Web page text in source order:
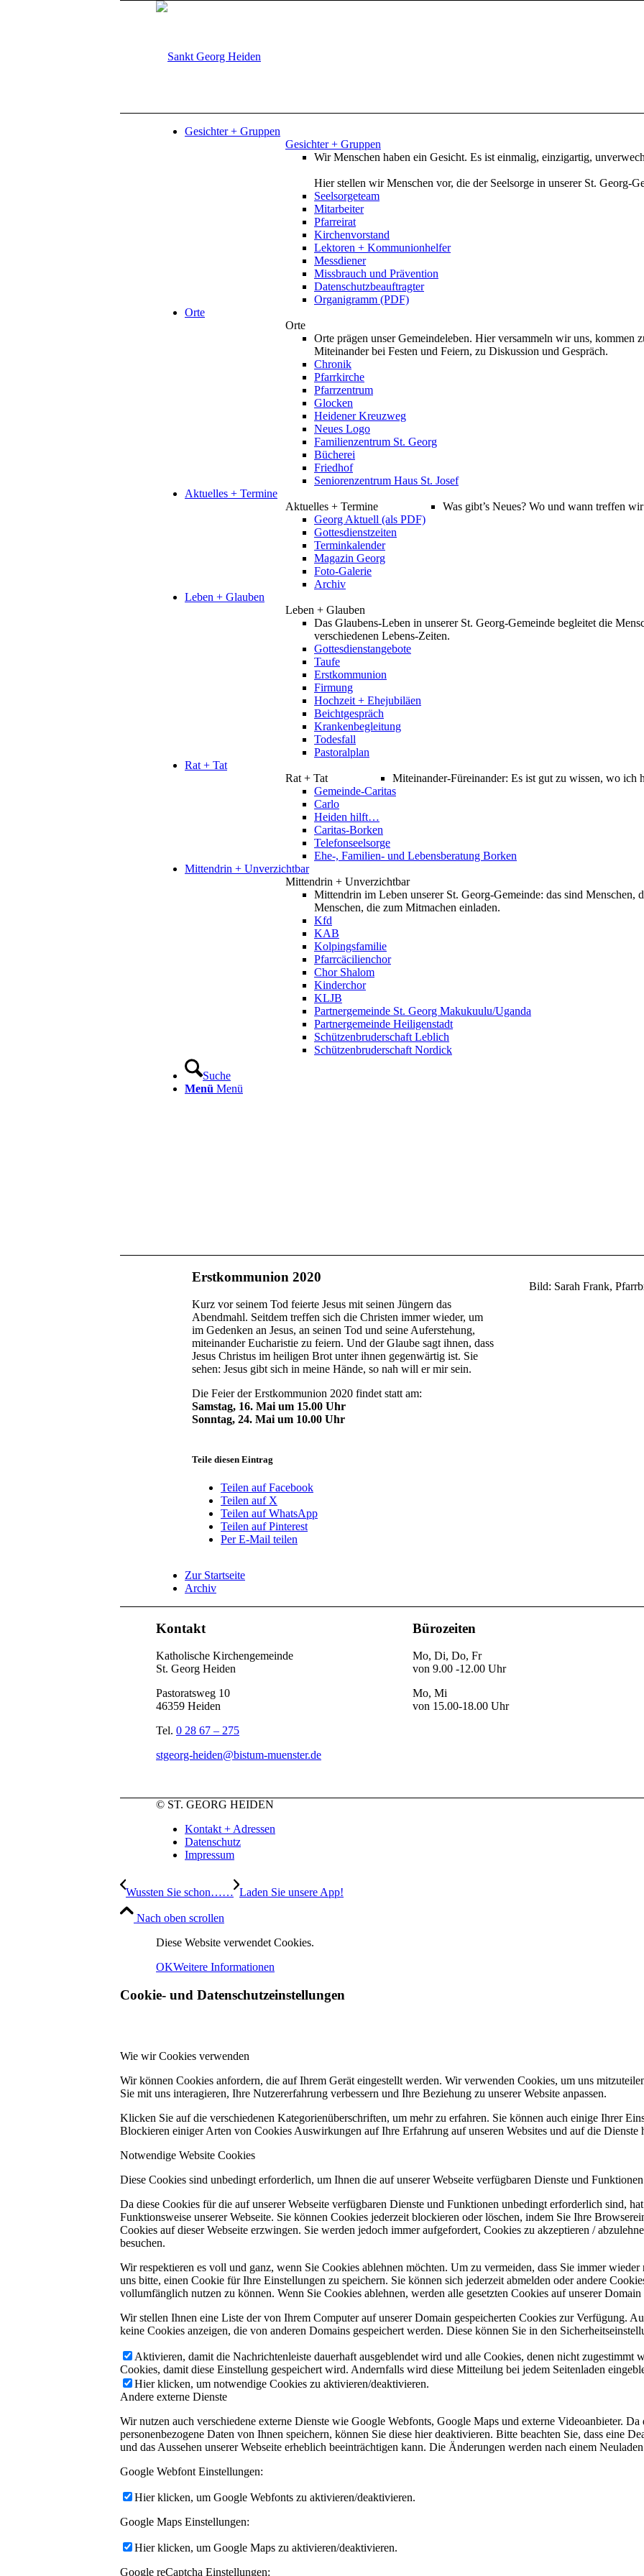
Gesichter + Gruppen
Gesichter + Gruppen
Wir Menschen haben ein Gesicht. Es ist einmalig, einzigartig,
Hier stellen wir Menschen vor, die der Seelsorge in unserer St. Georg-
Seelsorgeteam
Mitarbeiter
Pfarreirat
Kirchenvorstand
Lektoren + Kommunionhelfer
Messdiener
Missbrauch und Prävention
Datenschutzbeauftragter
Organigramm (PDF)
Orte
Orte
Orte prägen unser Gemeindeleben. Hier versammeln wir uns, kommen
Miteinander bei Festen und Feiern, zu Diskussion und Gespräch.
Chronik
Pfarrkirche
Pfarrzentrum
Glocken
Heidener Kreuzweg
Neues Logo
Familienzentrum St. Georg
Bücherei
Friedhof
Seniorenzentrum Haus St. Josef
Aktuelles + Termine
Aktuelles + Termine
Was gibt’s Neues? Wo und wann treffen
Georg Aktuell (als PDF)
Gottesdienstzeiten
Terminkalender
Magazin Georg
Foto-Galerie
Archiv
Leben + Glauben
Leben + Glauben
Das Glaubens-Leben in unserer St. Georg-Gemeinde begleitet die
verschiedenen Lebens-Zeiten.
Gottesdienstangebote
Taufe
Erstkommunion
Firmung
Hochzeit + Ehejubiläen
Beichtgespräch
Krankenbegleitung
Todesfall
Pastoralplan
Rat + Tat
Rat + Tat
Miteinander-Füreinander: Es ist gut zu wissen, wo ich
Gemeinde-Caritas
Carlo
Heiden hilft…
Caritas-Borken
Telefonseelsorge
Ehe-, Familien- und Lebensberatung Borken
Mittendrin + Unverzichtbar
Mittendrin + Unverzichtbar
Mittendrin im Leben unserer St. Georg-Gemeinde: das sind Menschen,
Menschen, die zum Mitmachen einladen.
Kfd
KAB
Kolpingsfamilie
Pfarrcäcilienchor
Chor Shalom
Kinderchor
KLJB
Partnergemeinde St. Georg Makukuulu/Uganda
Partnergemeinde Heiligenstadt
Schützenbruderschaft Leblich
Schützenbruderschaft Nordick
Suche
Menü Menü
Erstkommunion 2020
Kurz vor seinem Tod feierte Jesus mit seinen Jüngern das
Abendmahl. Seitdem treffen sich die Christen immer wieder, um
im Gedenken an Jesus, an seinen Tod und seine Auferstehung,
miteinander Eucharistie zu feiern. Und der Glaube sagt ihnen, dass
Jesus Christus im heiligen Brot unter ihnen gegenwärtig ist. Sie
sehen: Jesus gibt sich in meine Hände, so nah will er mir sein.
Die Feier der Erstkommunion 2020 findet statt am:
Samstag, 16. Mai um 15.00 Uhr
Sonntag, 24. Mai um 10.00 Uhr
Bild: Sarah Frank,
Teile diesen Eintrag
Teilen auf Facebook
Teilen auf X
Teilen auf WhatsApp
Teilen auf Pinterest
Per E-Mail teilen
Zur Startseite
Archiv
Kontakt
Katholische Kirchengemeinde
St. Georg Heiden
Pastoratsweg 10
46359 Heiden
Tel. 0 28 67 – 275
stgeorg-heiden@bistum-muenster.de
Bürozeiten
Mo, Di, Do, Fr
von 9.00 -12.00 Uhr
Mo, Mi
von 15.00-18.00 Uhr
© ST. GEORG HEIDEN
Kontakt + Adressen
Datenschutz
Impressum
Wussten Sie schon…… Laden Sie unsere App!
Nach oben scrollen
Diese Website verwendet Cookies.
OKWeitere Informationen
Cookie- und Datenschutzeinstellungen
Wie wir Cookies verwenden
Wir können Cookies anfordern, die auf Ihrem Gerät eingestellt werden. Wir verwenden Cookies, um uns
Sie mit uns interagieren, Ihre Nutzererfahrung verbessern und Ihre Beziehung zu unserer Website anpassen.
Klicken Sie auf die verschiedenen Kategorienüberschriften, um mehr zu erfahren. Sie können auch einige Ihrer
Blockieren einiger Arten von Cookies Auswirkungen auf Ihre Erfahrung auf unseren Websites und auf die Dienste
Notwendige Website Cookies
Diese Cookies sind unbedingt erforderlich, um Ihnen die auf unserer Webseite verfügbaren Dienste und
Da diese Cookies für die auf unserer Webseite verfügbaren Dienste und Funktionen unbedingt erforderlich sind,
Funktionsweise unserer Webseite. Sie können Cookies jederzeit blockieren oder löschen, indem Sie Ihre
Cookies auf dieser Webseite erzwingen. Sie werden jedoch immer aufgefordert, Cookies zu akzeptieren /
besuchen.
Wir respektieren es voll und ganz, wenn Sie Cookies ablehnen möchten. Um zu vermeiden, dass Sie immer
uns bitte, einen Cookie für Ihre Einstellungen zu speichern. Sie können sich jederzeit abmelden oder andere
vollumfänglich nutzen zu können. Wenn Sie Cookies ablehnen, werden alle gesetzten Cookies auf unserer Domain
Wir stellen Ihnen eine Liste der von Ihrem Computer auf unserer Domain gespeicherten Cookies zur Verfügung.
keine Cookies anzeigen, die von anderen Domains gespeichert werden. Diese können Sie in den
Aktivieren, damit die Nachrichtenleiste dauerhaft ausgeblendet wird und alle Cookies, denen nicht zugestimmt
Cookies, damit diese Einstellung gespeichert wird. Andernfalls wird diese Mitteilung bei jedem Seitenladen
Hier klicken, um notwendige Cookies zu aktivieren/deaktivieren.
Andere externe Dienste
Wir nutzen auch verschiedene externe Dienste wie Google Webfonts, Google Maps und externe Videoanbieter.
personenbezogene Daten von Ihnen speichern, können Sie diese hier deaktivieren. Bitte beachten Sie, dass eine
und das Aussehen unserer Webseite erheblich beeinträchtigen kann. Die Änderungen werden nach einem
Google Webfont Einstellungen:
Hier klicken, um Google Webfonts zu aktivieren/deaktivieren.
Google Maps Einstellungen:
Hier klicken, um Google Maps zu aktivieren/deaktivieren.
Google reCaptcha Einstellungen: